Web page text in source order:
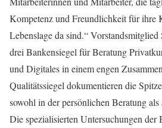
Kompetenz und Freundlichkeit für ihre
Lebenslage da sind.“
drei Bankensiegel für Beratung
und Digitales in einem engen
Qualitätssiegel dokumentieren die
sowohl in der persönlichen Beratung
Die spezialisierten Untersuchungen der